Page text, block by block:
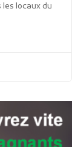
locaux du